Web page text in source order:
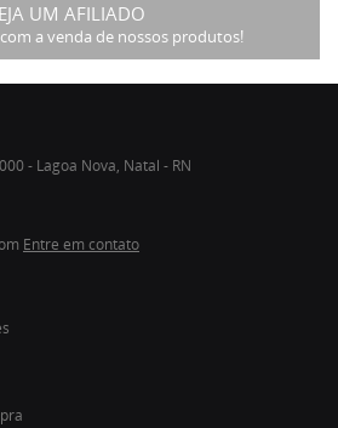
UM AFILIADO
a venda de nossos produtos!
- Lagoa Nova, Natal - RN
Entre em contato